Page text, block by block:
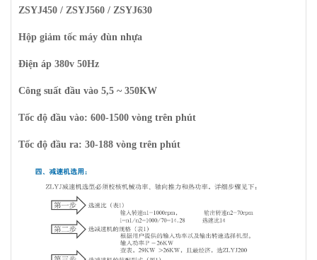
ZSYJ450 / ZSYJ560 / ZSYJ630
Hộp giảm tốc máy đùn nhựa
Điện áp 380v 50Hz
Công suất đầu vào 5,5 ~ 350KW
Tốc độ đầu vào: 600-1500 vòng trên phút
Tốc độ đầu ra: 30-188 vòng trên phút